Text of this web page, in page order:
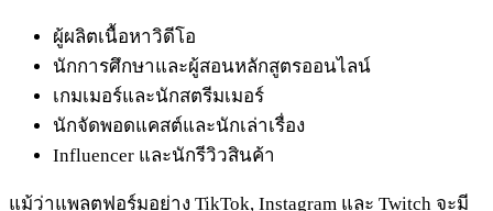
ผู้ผลิตเนื้อหาวิดีโอ
นักการศึกษาและผู้สอนหลักสูตรออนไลน์
เกมเมอร์และนักสตรีมเมอร์
นักจัดพอดแคสต์และนักเล่าเรื่อง
Influencer และนักรีวิวสินค้า
แม้ว่าแพลตฟอร์มอย่าง TikTok, Instagram และ Twitch จะมี